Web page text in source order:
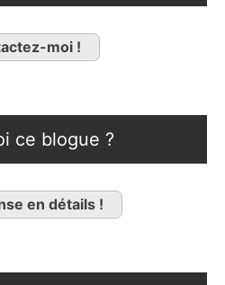
moi !
ce blogue ?
en détails !